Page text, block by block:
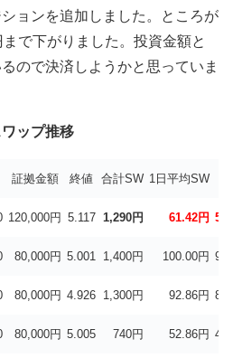
ョンを追加しました。ところが
で下がりました。投資金額と
ので決済しようかと思っていま
ップ推移
証拠金額 終値 合計SW 1日平均SW
120,000円 5.117 1,290円 61.42円
80,000円 5.001 1,400円 100.00円
80,000円 4.926 1,300円 92.86円
80,000円 5.005 740円 52.86円